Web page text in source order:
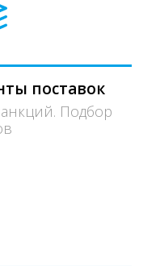
поставок
Подбор